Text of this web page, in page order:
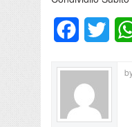
Facebook